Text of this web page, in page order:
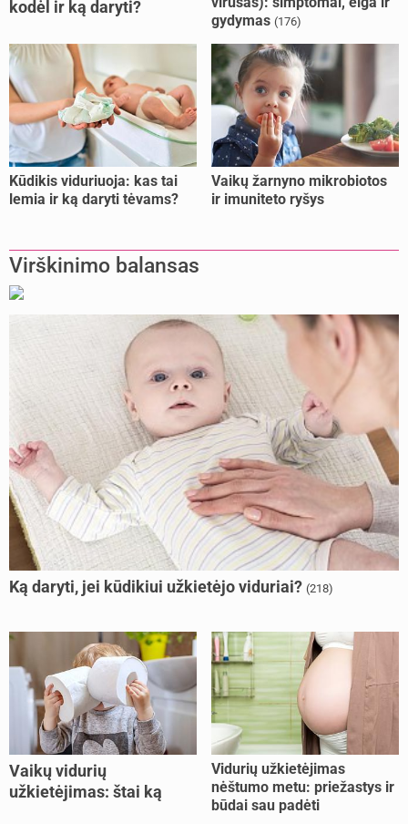
kodėl ir ką daryti?
gydymas (176)
Kūdikis viduriuoja: kas tai
lemia ir ką daryti tėvams?
Vaikų žarnyno mikrobiotos
ir imuniteto ryšys
Virškinimo balansas
Ką daryti, jei kūdikiui užkietėjo viduriai? (218)
Vaikų vidurių
užkietėjimas: štai ką
Vidurių užkietėjimas
nėštumo metu: priežastys ir
būdai sau padėti